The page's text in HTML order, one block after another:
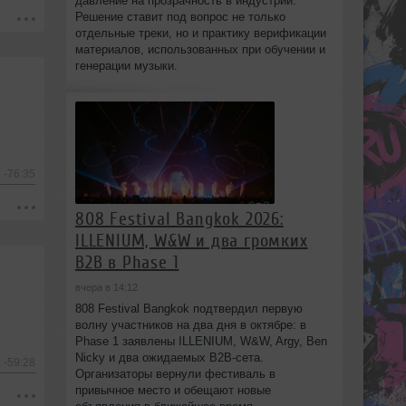
-76:35
-59:28
Решение ставит под вопрос не только
отдельные треки, но и практику верификации
материалов, использованных при обучении и
генерации музыки.
808 Festival Bangkok 2026:
ILLENIUM, W&W и два громких
B2B в Phase 1
вчера в 14:12
808 Festival Bangkok подтвердил первую
волну участников на два дня в октябре: в
Phase 1 заявлены ILLENIUM, W&W, Argy, Ben
Nicky и два ожидаемых B2B-сета.
Организаторы вернули фестиваль в
привычное место и обещают новые